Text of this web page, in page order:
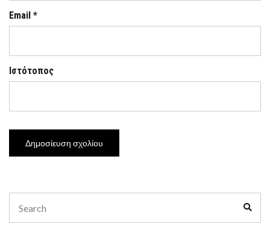
Email *
Ιστότοπος
for: